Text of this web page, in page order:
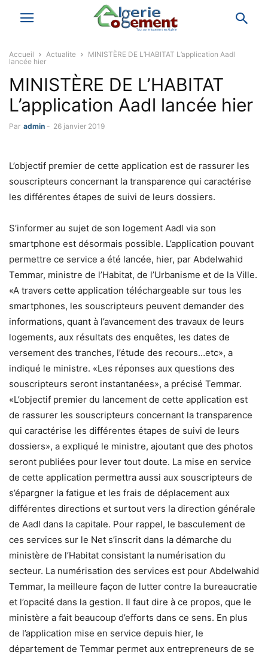
Accueil Actualite
MINISTÈRE DE L’HABITAT L’application Aadl
lancée hier
MINISTÈRE DE L’HABITAT
L’application Aadl lancée hier
Par admin - 26 janvier 2019
L’objectif premier de cette application est de rassurer les
souscripteurs concernant la transparence qui caractérise
les différentes étapes de suivi de leurs dossiers.
S’informer au sujet de son logement Aadl via son
smartphone est désormais possible. L’application pouvant
permettre ce service a été lancée, hier, par Abdelwahid
Temmar, ministre de l’Habitat, de l’Urbanisme et de la Ville.
«A travers cette application téléchargeable sur tous les
smartphones, les souscripteurs peuvent demander des
informations, quant à l’avancement des travaux de leurs
logements, aux résultats des enquêtes, les dates de
versement des tranches, l’étude des recours…etc», a
indiqué le ministre. «Les réponses aux questions des
souscripteurs seront instantanées», a précisé Temmar.
«L’objectif premier du lancement de cette application est
de rassurer les souscripteurs concernant la transparence
qui caractérise les différentes étapes de suivi de leurs
dossiers», a expliqué le ministre, ajoutant que des photos
seront publiées pour lever tout doute. La mise en service
de cette application permettra aussi aux souscripteurs de
s’épargner la fatigue et les frais de déplacement aux
différentes directions et surtout vers la direction générale
de Aadl dans la capitale. Pour rappel, le basculement de
ces services sur le Net s’inscrit dans la démarche du
ministère de l’Habitat consistant la numérisation du
secteur. La numérisation des services est pour Abdelwahid
Temmar, la meilleure façon de lutter contre la bureaucratie
et l’opacité dans la gestion. Il faut dire à ce propos, que le
ministère a fait beaucoup d’efforts dans ce sens. En plus
de l’application mise en service depuis hier, le
département de Temmar permet aux entrepreneurs de se